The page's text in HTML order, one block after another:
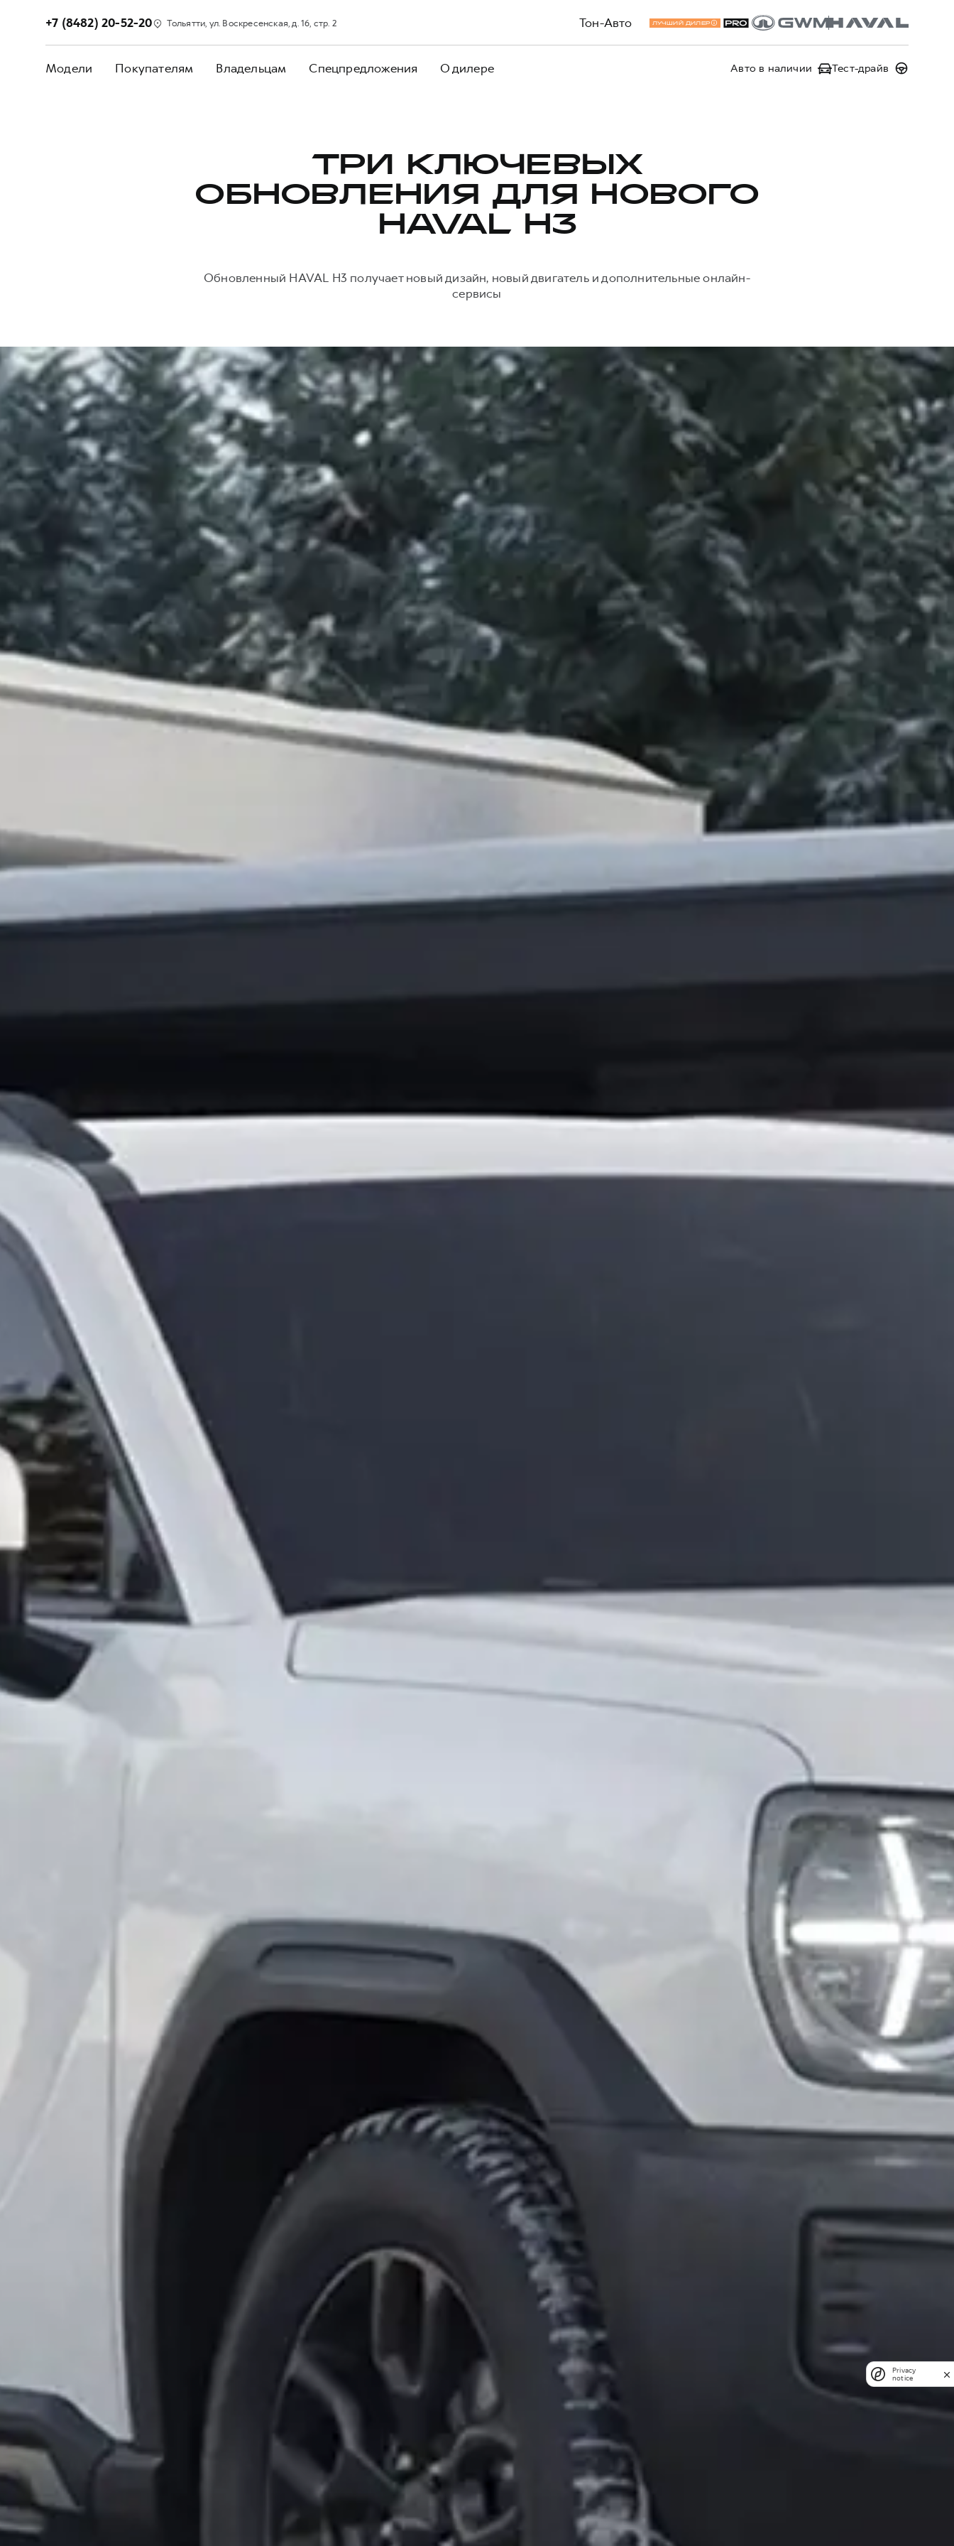
Тон-Авто
+7 (8482) 20-52-20 Тольятти, ул. Воскресенская, д. 16, стр. 2 ЛУЧШИЙ ДИЛЕР
Модели Покупателям Владельцам Спецпредложения О дилере Авто в наличии Тест-драйв
ТРИ КЛЮЧЕВЫХ
ОБНОВЛЕНИЯ ДЛЯ НОВОГО
HAVAL H3
Обновленный HAVAL H3 получает новый дизайн, новый двигатель и дополнительные онлайн-
сервисы
Privacy
notice